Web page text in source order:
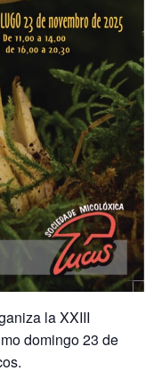
la XXIII
domingo 23 de